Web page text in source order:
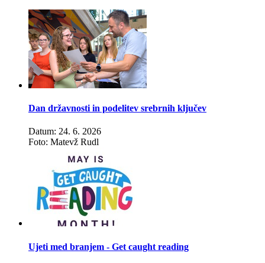
Dan državnosti in podelitev srebrnih ključev
Datum: 24. 6. 2026
Foto: Matevž Rudl
Ujeti med branjem - Get caught reading